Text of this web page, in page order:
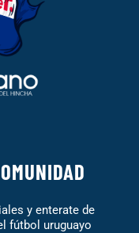
y enterate de
fútbol uruguayo